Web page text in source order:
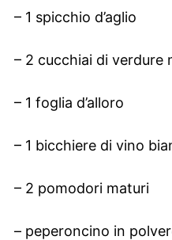
– 1 spicchio d’aglio
– 2 cucchiai di
– 1 foglia d’alloro
– 1 bicchiere di vino
– 2 pomodori maturi
– peperoncino in